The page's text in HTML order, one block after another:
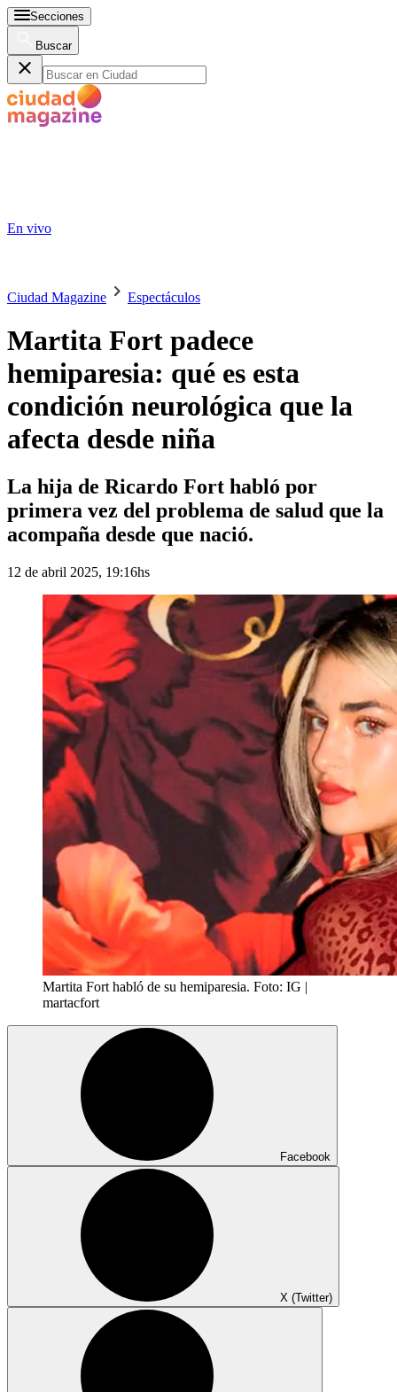
Secciones
Buscar
En vivo
Ciudad Magazine Espectáculos
Martita Fort padece
hemiparesia: qué es esta
condición neurológica que la
afecta desde niña
La hija de Ricardo Fort habló por
primera vez del problema de salud que la
acompaña desde que nació.
12 de abril 2025, 19:16hs
Martita Fort habló de su hemiparesia. Foto: IG |
martacfort
Facebook
X (Twitter)